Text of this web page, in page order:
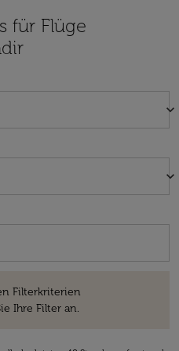
für Flüge
keyboard_arrow_down
keyboard_arrow_down
Filterkriterien
Ihre Filter an.